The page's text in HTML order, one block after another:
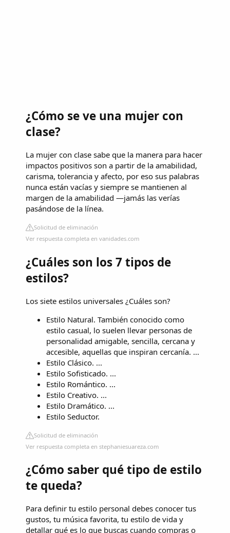
¿Cómo se ve una mujer con
clase?
La mujer con clase sabe que la manera para hacer
impactos positivos son a partir de la amabilidad,
carisma, tolerancia y afecto, por eso sus palabras
nunca están vacías y siempre se mantienen al
margen de la amabilidad —jamás las verías
pasándose de la línea.
Solicitud de eliminación
Ver respuesta completa en vanidades.com
¿Cuáles son los 7 tipos de
estilos?
Los siete estilos universales ¿Cuáles son?
Estilo Natural. También conocido como
estilo casual, lo suelen llevar personas de
personalidad amigable, sencilla, cercana y
accesible, aquellas que inspiran cercanía. ...
Estilo Clásico. ...
Estilo Sofisticado. ...
Estilo Romántico. ...
Estilo Creativo. ...
Estilo Dramático. ...
Estilo Seductor.
Solicitud de eliminación
Ver respuesta completa en stephaniesuareza.com
¿Cómo saber qué tipo de estilo
te queda?
Para definir tu estilo personal debes conocer tus
gustos, tu música favorita, tu estilo de vida y
detallar qué es lo que buscas cuando compras o